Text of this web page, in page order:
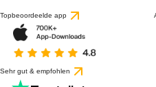
Topbeoordeelde app
Sehr gut & empfohlen